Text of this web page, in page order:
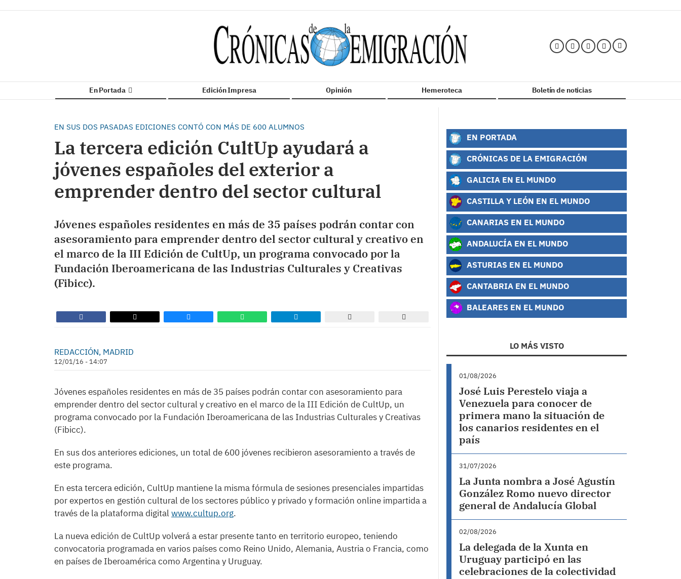
En Portada Edición Impresa Opinión Hemeroteca Boletín de noticias
EN SUS DOS PASADAS EDICIONES CONTÓ CON MÁS DE 600 ALUMNOS
La tercera edición CultUp ayudará a
jóvenes españoles del exterior a
emprender dentro del sector cultural
Jóvenes españoles residentes en más de 35 países podrán contar con
asesoramiento para emprender dentro del sector cultural y creativo en
el marco de la III Edición de CultUp, un programa convocado por la
Fundación Iberoamericana de las Industrias Culturales y Creativas
(Fibicc).
REDACCIÓN, MADRID
12/01/16 - 14:07
Jóvenes españoles residentes en más de 35 países podrán contar con asesoramiento para
emprender dentro del sector cultural y creativo en el marco de la III Edición de CultUp, un
programa convocado por la Fundación Iberoamericana de las Industrias Culturales y Creativas
(Fibicc).
En sus dos anteriores ediciones, un total de 600 jóvenes recibieron asesoramiento a través de
este programa.
En esta tercera edición, CultUp mantiene la misma fórmula de sesiones presenciales impartidas
por expertos en gestión cultural de los sectores público y privado y formación online impartida a
través de la plataforma digital www.cultup.org.
La nueva edición de CultUp volverá a estar presente tanto en territorio europeo, teniendo
convocatoria programada en varios países como Reino Unido, Alemania, Austria o Francia, como
en países de Iberoamérica como Argentina y Uruguay.
EN PORTADA
CRÓNICAS DE LA EMIGRACIÓN
GALICIA EN EL MUNDO
CASTILLA Y LEÓN EN EL MUNDO
CANARIAS EN EL MUNDO
ANDALUCÍA EN EL MUNDO
ASTURIAS EN EL MUNDO
CANTABRIA EN EL MUNDO
BALEARES EN EL MUNDO
LO MÁS VISTO
01/08/2026
José Luis Perestelo viaja a
Venezuela para conocer de
primera mano la situación de
los canarios residentes en el
país
31/07/2026
La Junta nombra a José Agustín
González Romo nuevo director
general de Andalucía Global
02/08/2026
La delegada de la Xunta en
Uruguay participó en las
celebraciones de la colectividad